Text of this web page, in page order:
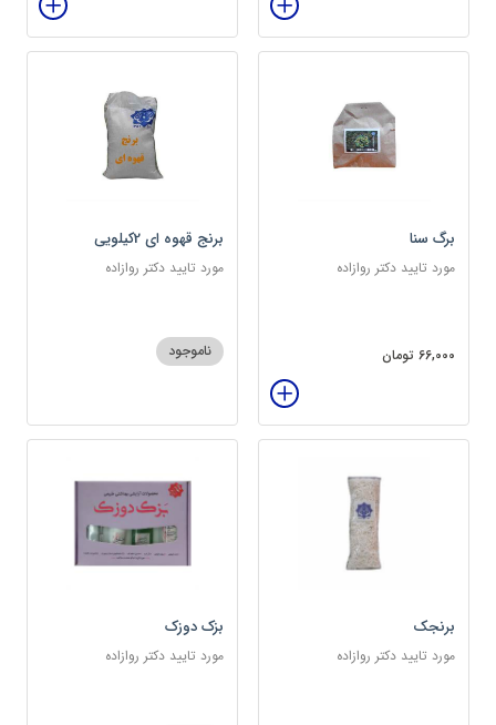
برگ سنا
مورد تایید دکتر روازاده
66,000 تومان
برنج قهوه ای 2کیلویی
مورد تایید دکتر روازاده
ناموجود
برنجک
مورد تایید دکتر روازاده
بزک دوزک
مورد تایید دکتر روازاده